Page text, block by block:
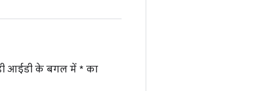
आईडी के बगल में * का